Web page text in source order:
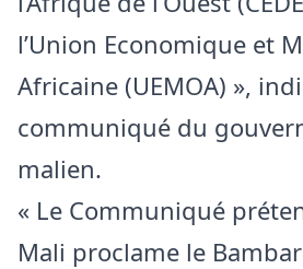
l’Union Economique et
Africaine (UEMOA) »,
communiqué du
malien.
« Le Communiqué
Mali proclame le